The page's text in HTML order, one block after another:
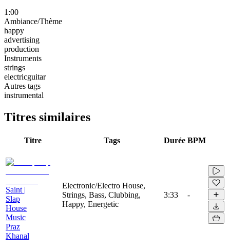
1:00
Ambiance/Thème
happy
advertising
production
Instruments
strings
electricguitar
Autres tags
instrumental
Titres similaires
Titre Tags Durée BPM
Saint |
Slap
House
Music
Praz
Khanal
Electronic/Electro House,
Strings, Bass, Clubbing,
Happy, Energetic
3:33 -